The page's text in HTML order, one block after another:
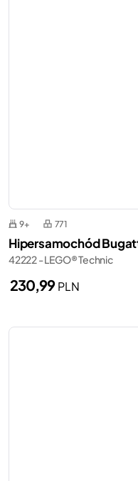
9+ 771
Hipersamochód
42222 - LEGO® Technic
230,99PLN